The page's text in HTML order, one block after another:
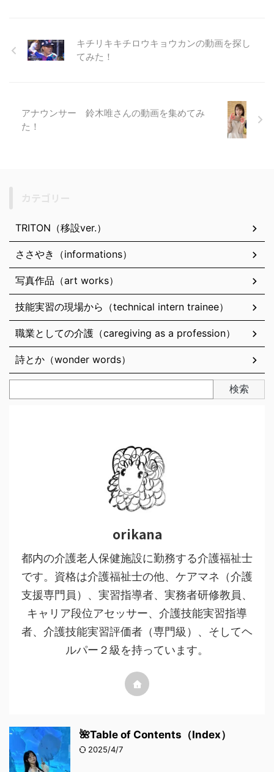
キチリキキチロウキョウカンの動画を探し
てみた！
アナウンサー 鈴木唯さんの動画を集めてみ
た！
TRITON（移設ver.）
ささやき（informations）
写真作品（art works）
技能実習の現場から（technical intern trainee）
職業としての介護（caregiving as a profession）
詩とか（wonder words）
検索
orikana
都内の介護老人保健施設に勤務する介護福祉士
です。資格は介護福祉士の他、ケアマネ（介護
支援専門員）、実習指導者、実務者研修教員、
キャリア段位アセッサー、介護技能実習指導
者、介護技能実習評価者（専門級）、そしてヘ
ルパー２級を持っています。
🌺Table of Contents（Index）
2025/4/7